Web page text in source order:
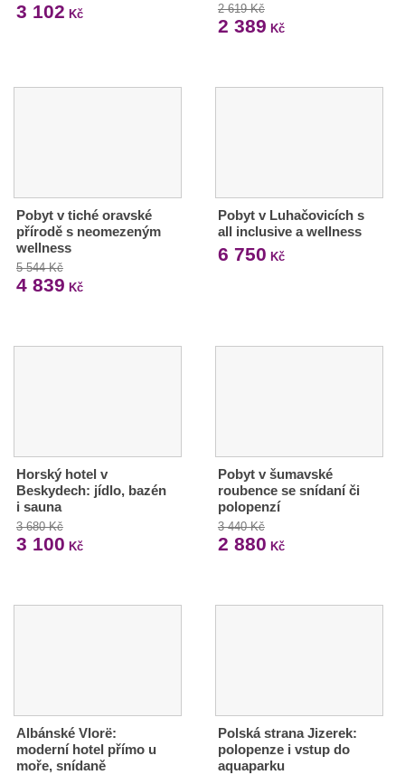
3 102 Kč 2 619 Kč
2 389 Kč
Pobyt v tiché oravské
přírodě s neomezeným
wellness
5 544 Kč
4 839 Kč
Pobyt v Luhačovicích s
all inclusive a wellness
6 750 Kč
Horský hotel v
Beskydech: jídlo, bazén
i sauna
3 680 Kč
3 100 Kč
Pobyt v šumavské
roubence se snídaní či
polopenzí
3 440 Kč
2 880 Kč
Albánské Vlorë:
moderní hotel přímo u
moře, snídaně
Polská strana Jizerek:
polopenze i vstup do
aquaparku